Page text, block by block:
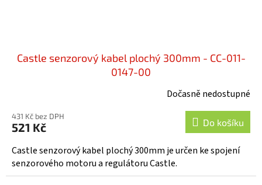
Castle senzorový kabel plochý 300mm - CC-011-
0147-00
Dočasně nedostupné
431 Kč bez DPH
521 Kč Do košíku
Castle senzorový kabel plochý 300mm je určen ke spojení
senzorového motoru a regulátoru Castle.